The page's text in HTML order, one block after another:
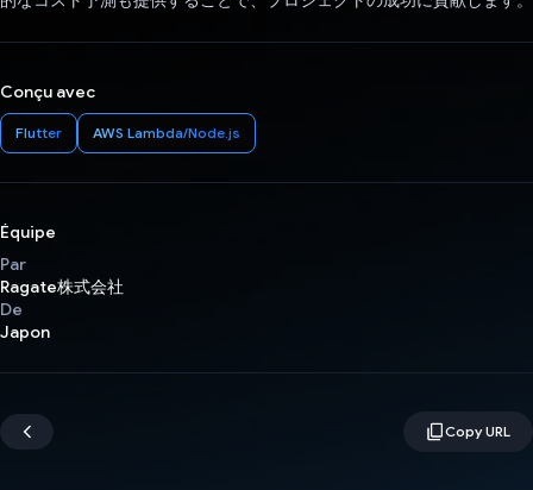
Conçu avec
Flutter AWS Lambda/Node.js
Équipe
Par
Ragate株式会社
De
Japon